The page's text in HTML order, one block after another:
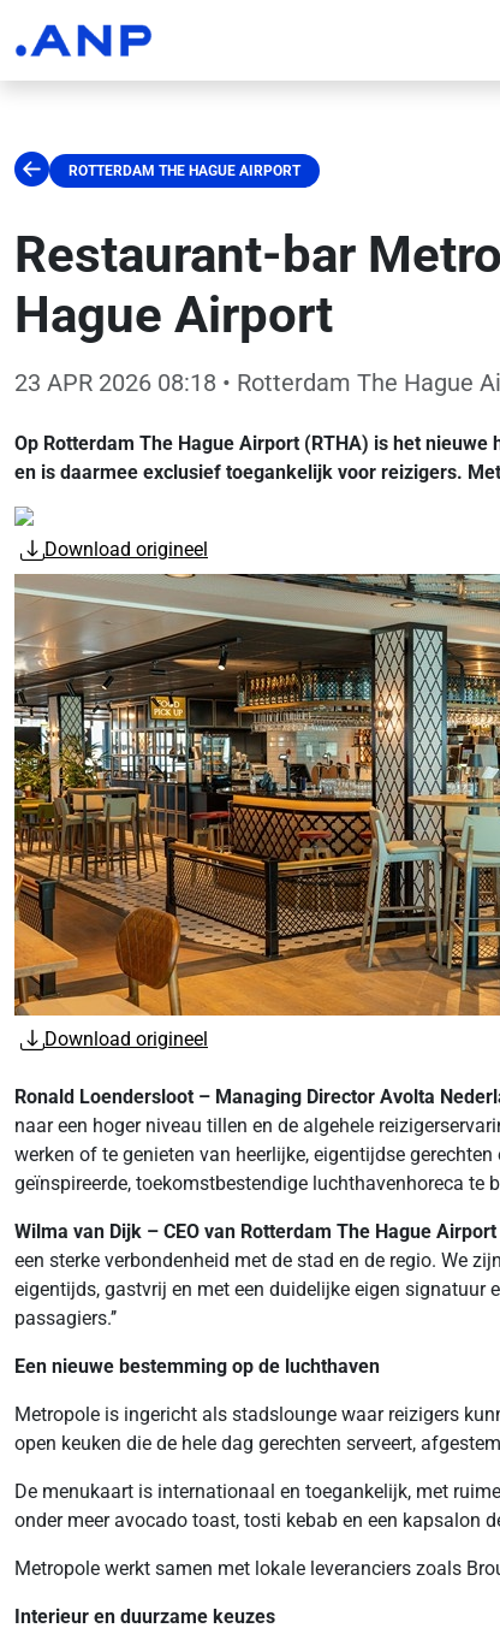
ROTTERDAM THE HAGUE AIRPORT
Restaurant-bar
Hague Airport
23 APR 2026 08:18 • Rotterdam The Hague
Op Rotterdam The Hague Airport (RTHA) is het
en is daarmee exclusief toegankelijk voor reizigers.
Download origineel
Download origineel
Ronald Loendersloot – Managing Director Avolta
naar een hoger niveau tillen en de algehele
werken of te genieten van heerlijke, eigentijdse
geïnspireerde, toekomstbestendige luchthavenhoreca te
Wilma van Dijk – CEO van Rotterdam The Hague
een sterke verbondenheid met de stad en de regio. We
eigentijds, gastvrij en met een duidelijke eigen signatuur
passagiers.’’
Een nieuwe bestemming op de luchthaven
Metropole is ingericht als stadslounge waar reizigers
open keuken die de hele dag gerechten serveert,
De menukaart is internationaal en toegankelijk, met
onder meer avocado toast, tosti kebab en een kapsalon
Metropole werkt samen met lokale leveranciers zoals
Interieur en duurzame keuzes